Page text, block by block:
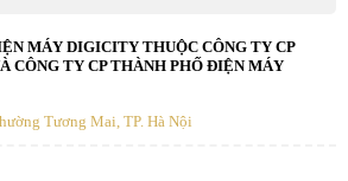
MÁY DIGICITY THUỘC CÔNG TY CP
CÔNG TY CP THÀNH PHỐ ĐIỆN MÁY
Tương Mai, TP. Hà Nội